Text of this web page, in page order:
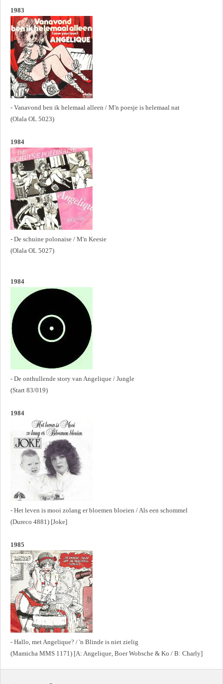
1983
- Vanavond ben ik helemaal alleen / M'n poesje is helemaal nat
(Olala OL 5023)
1984
- De schuine polonaise / M'n Keesie
(Olala OL 5027)
1984
- De onthullende story van Angelique / Jungle
(Start 83/019)
1984
- Het leven is mooi zolang er bloemen bloeien / Als een schommel
(Dureco 4881) [Joke]
1985
- Hallo, met Angelique? / 'n Blinde is niet zielig
(Mamicha MMS 1171) [A: Angelique, Boer Wobsche & Ko / B: Charly]